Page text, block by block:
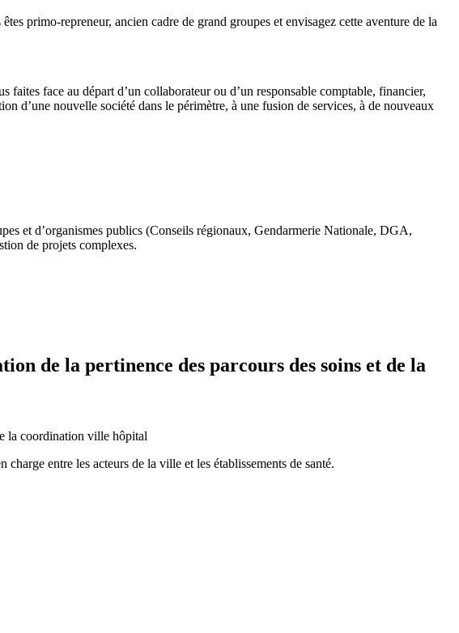
primo-repreneur, ancien cadre de grand groupes et envisagez cette aventure de la
face au départ d’un collaborateur ou d’un responsable comptable, financier,
d’une nouvelle société dans le périmètre, à une fusion de services, à de nouveaux
et d’organismes publics (Conseils régionaux, Gendarmerie Nationale, DGA,
de projets complexes.
de la pertinence des parcours des soins et de la
la coordination ville hôpital
entre les acteurs de la ville et les établissements de santé.